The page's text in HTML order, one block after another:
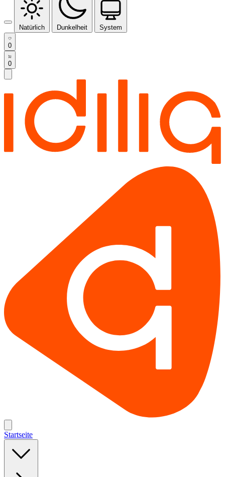
Natürlich Dunkelheit System
0
0
Startseite